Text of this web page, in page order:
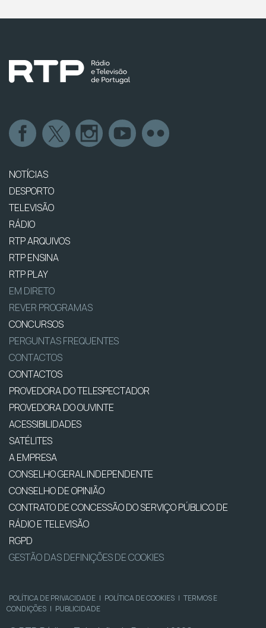
NOTÍCIAS
DESPORTO
TELEVISÃO
RÁDIO
RTP ARQUIVOS
RTP ENSINA
RTP PLAY
EM DIRETO
REVER PROGRAMAS
CONCURSOS
PERGUNTAS FREQUENTES
CONTACTOS
CONTACTOS
PROVEDORA DO TELESPECTADOR
PROVEDORA DO OUVINTE
ACESSIBILIDADES
SATÉLITES
A EMPRESA
CONSELHO GERAL INDEPENDENTE
CONSELHO DE OPINIÃO
CONTRATO DE CONCESSÃO DO SERVIÇO PÚBLICO DE
RÁDIO E TELEVISÃO
RGPD
GESTÃO DAS DEFINIÇÕES DE COOKIES
POLÍTICA DE PRIVACIDADE | POLÍTICA DE COOKIES | TERMOS E
CONDIÇÕES | PUBLICIDADE